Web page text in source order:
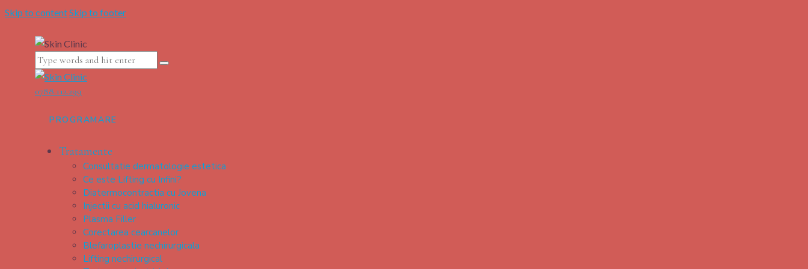
Skip to contentSkip to footer
0788.112.299
PROGRAMARE
Tratamente
Consultatie dermatologie estetica
Ce este Lifting cu Infini?
Diatermocontractia cu Jovena
Injectii cu acid hialuronic
Plasma Filler
Corectarea cearcanelor
Blefaroplastie nechirurgicala
Lifting nechirurgical